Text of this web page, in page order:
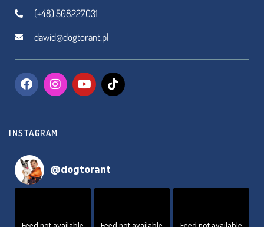
(+48) 508227031
dawid@dogtorant.pl
INSTAGRAM
@dogtorant